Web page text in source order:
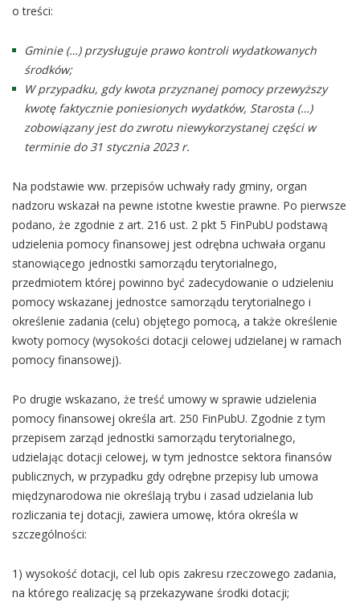
o treści:
Gminie (…) przysługuje prawo kontroli wydatkowanych
środków;
W przypadku, gdy kwota przyznanej pomocy przewyższy
kwotę faktycznie poniesionych wydatków, Starosta (…)
zobowiązany jest do zwrotu niewykorzystanej części w
terminie do 31 stycznia 2023 r.
Na podstawie ww. przepisów uchwały rady gminy, organ
nadzoru wskazał na pewne istotne kwestie prawne. Po pierwsze
podano, że zgodnie z art. 216 ust. 2 pkt 5 FinPubU podstawą
udzielenia pomocy finansowej jest odrębna uchwała organu
stanowiącego jednostki samorządu terytorialnego,
przedmiotem której powinno być zadecydowanie o udzieleniu
pomocy wskazanej jednostce samorządu terytorialnego i
określenie zadania (celu) objętego pomocą, a także określenie
kwoty pomocy (wysokości dotacji celowej udzielanej w ramach
pomocy finansowej).
Po drugie wskazano, że treść umowy w sprawie udzielenia
pomocy finansowej określa art. 250 FinPubU. Zgodnie z tym
przepisem zarząd jednostki samorządu terytorialnego,
udzielając dotacji celowej, w tym jednostce sektora finansów
publicznych, w przypadku gdy odrębne przepisy lub umowa
międzynarodowa nie określają trybu i zasad udzielania lub
rozliczania tej dotacji, zawiera umowę, która określa w
szczególności:
1) wysokość dotacji, cel lub opis zakresu rzeczowego zadania,
na którego realizację są przekazywane środki dotacji;